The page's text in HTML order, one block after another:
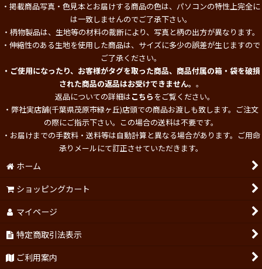
・掲載商品写真・色見本とお届けする商品の色は、パソコンの特性上完全に
は一致しませんのでご了承下さい。
・柄物製品は、生地等の材料の裁断により、写真と柄の出方が異なります。
・伸縮性のある生地を使用した商品は、サイズに多少の誤差が生じますので
ご了承ください。
・ご使用になったり、お客様がタグを取った商品、商品付属の箱・袋を破損
された商品の返品はお受けできません。 。
返品についての詳細はこちらをご覧ください。
・弊社実店舗(千葉県茂原市緑ヶ丘)店頭での商品お渡しも致します。ご注文
の際にご指示下さい。この場合の送料は不要です。
・お届けまでの手数料・送料等は自動計算と異なる場合があります。ご用命
承りメールにて訂正させていただきます。
ホーム
ショッピングカート
マイページ
特定商取引法表示
ご利用案内